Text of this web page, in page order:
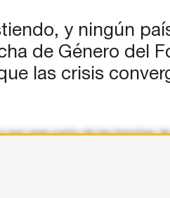
y ningún
de Género del
las crisis
que gran parte de las